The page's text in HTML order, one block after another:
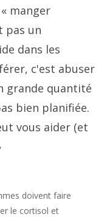
manger
pas un
dans les
c'est abuser
grande quantité
bien planifiée.
vous aider (et
doivent faire
le cortisol et